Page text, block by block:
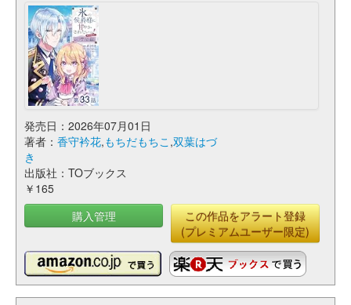
発売日：2026年07月01日
著者： 香守衿花,もちだもちこ ,双葉はづ
き
出版社：TOブックス
￥165
購入管理
この作品をアラート登録
(プレミアムユーザー限定)